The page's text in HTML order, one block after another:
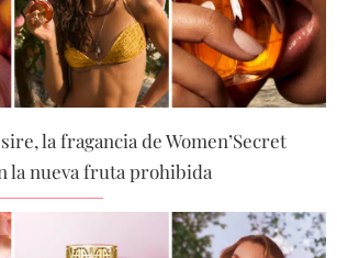
la fragancia de Women’Secret
la nueva fruta prohibida